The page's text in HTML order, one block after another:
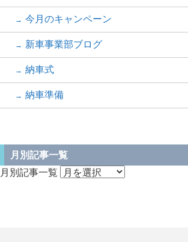
今月のキャンペーン
新車事業部ブログ
納車式
納車準備
月別記事一覧
月別記事一覧